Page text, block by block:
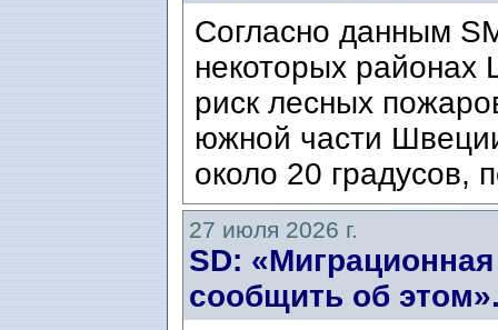
Согласно данным
некоторых районах
риск лесных
южной части
около 20 градусов,
27 июля 2026 г.
SD:
сообщить об